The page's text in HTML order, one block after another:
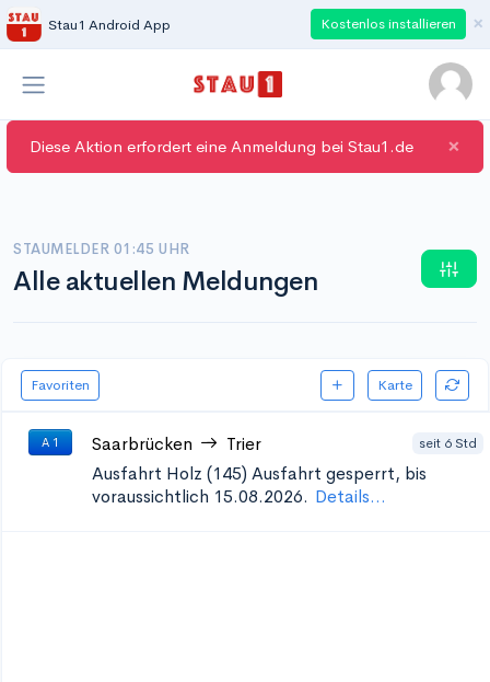
Stau1 Android App Kostenlos installieren ×
Diese Aktion erfordert eine Anmeldung bei Stau1.de ×
STAUMELDER 01:45 UHR
Alle aktuellen Meldungen
Favoriten Karte
A 1 Saarbrücken Trier seit 6 Std
Ausfahrt Holz (145) Ausfahrt gesperrt, bis
voraussichtlich 15.08.2026. Details...